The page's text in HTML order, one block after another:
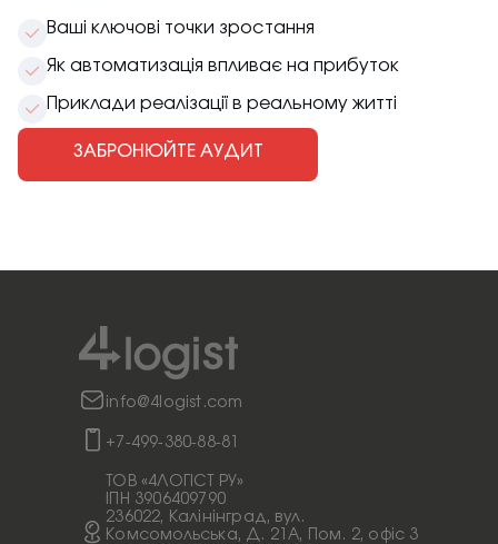
Ваші ключові точки зростання
Як автоматизація впливає на прибуток
Приклади реалізації в реальному житті
ЗАБРОНЮЙТЕ АУДИТ
info@4logist.com
+7-499-380-88-81
ТОВ «4ЛОГІСТ РУ»
ІПН 3906409790
236022, Калінінград, вул.
Комсомольська, Д. 21А, Пом. 2, офіс 3